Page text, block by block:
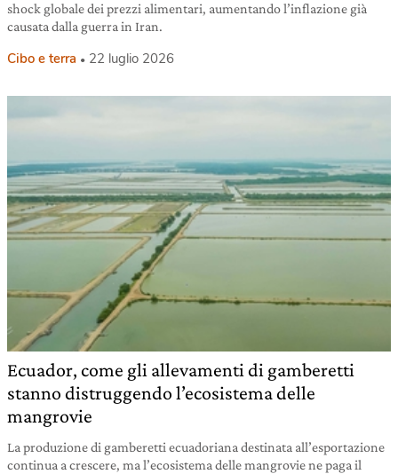
shock globale dei prezzi alimentari, aumentando l’inflazione già
causata dalla guerra in Iran.
Cibo e terra 22 luglio 2026
Ecuador, come gli allevamenti di gamberetti
stanno distruggendo l’ecosistema delle
mangrovie
La produzione di gamberetti ecuadoriana destinata all’esportazione
continua a crescere, ma l’ecosistema delle mangrovie ne paga il